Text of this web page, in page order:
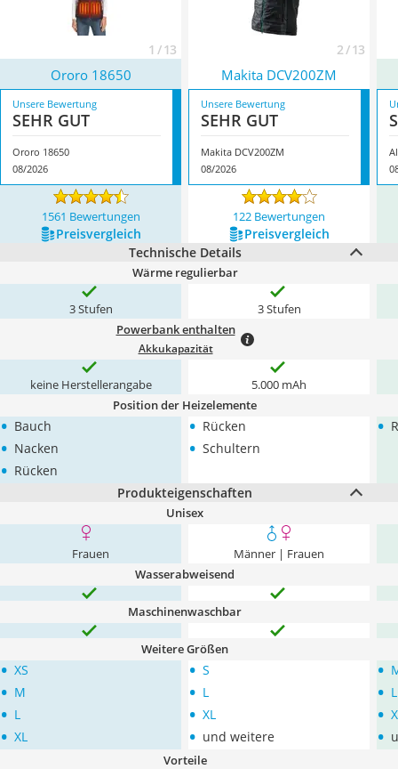
1 / 13 2 / 13
Ororo 18650 Makita DCV200ZM
Unsere Bewertung
SEHR GUT
Ororo 18650
08/2026
Unsere Bewertung
SEHR GUT
Makita DCV200ZM
08/2026
1561 Bewertungen 122 Bewertungen
Preis­vergleich
Preis­vergleich
Technische Details
Wärme regulierbar
3 Stufen 3 Stufen
Powerbank enthalten
Akkukapazität
keine Herstellerangabe 5.000 mAh
Position der Heizelemente
• Bauch
• Nacken
• Rücken
• Rücken
• Schultern
•
Produkteigenschaften
Unisex
Frauen Männer | Frauen
Wasserabweisend
Maschinenwaschbar
Weitere Größen
• XS
• M
• L
• XL
• S
• L
• XL
• und weitere
•
• L
•
•
Vorteile